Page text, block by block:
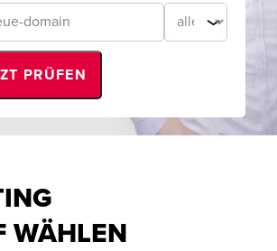
PRÜFEN
WÄHLEN